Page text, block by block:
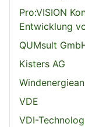
Pro:VISION
Entwicklung
QUMsult
Kisters AG
VDE
VDI-